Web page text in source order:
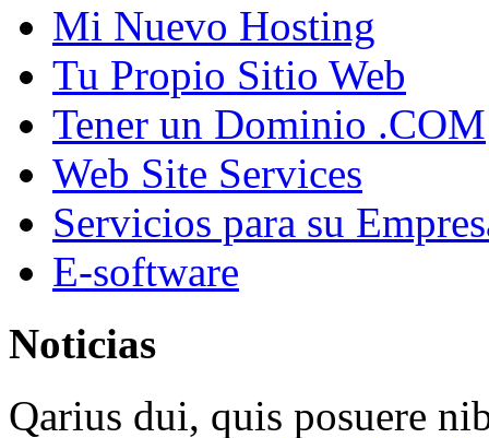
Mi Nuevo Hosting
Tu Propio Sitio Web
Tener un Dominio .COM
Web Site Services
Servicios para su
E-software
Noticias
Qarius dui, quis posuere